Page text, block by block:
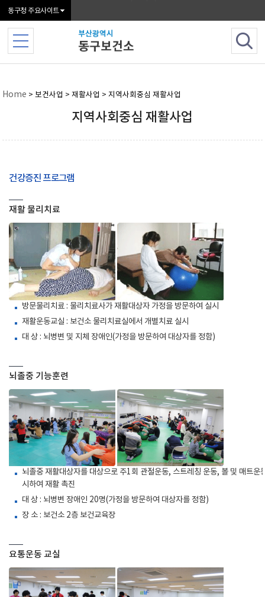
동구청 주요사이트
Home > 보건사업 > 재활사업 > 지역사회중심 재활사업
지역사회중심 재활사업
건강증진 프로그램
재활 물리치료
방문물리치료 : 물리치료사가 재활대상자 가정을 방문하여 실시
재활운동교실 : 보건소 물리치료실에서 개별치료 실시
대 상 : 뇌병변 및 지체 장애인(가정을 방문하여 대상자를 정함)
뇌졸중 기능훈련
뇌졸중 재활대상자를 대상으로 주1회 관절운동, 스트레칭 운동, 볼 및 매트운
시하여 재활 촉진
대 상 : 뇌병변 장애인 20명(가정을 방문하여 대상자를 정함)
장 소 : 보건소 2층 보건교육장
요통운동 교실